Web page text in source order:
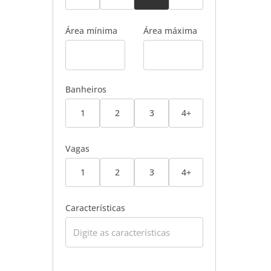
Área mínima Área máxima
Banheiros
1 2 3 4+
Vagas
1 2 3 4+
Características